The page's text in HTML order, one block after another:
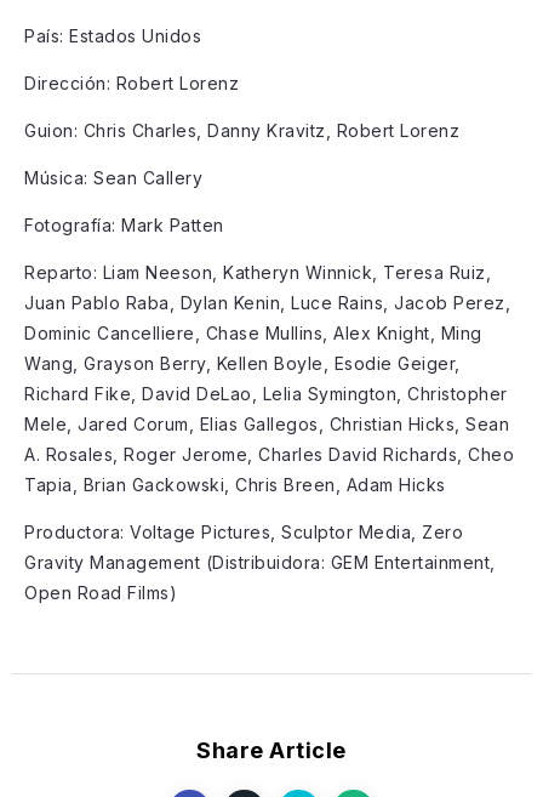
País: Estados Unidos
Dirección: Robert Lorenz
Guion: Chris Charles, Danny Kravitz, Robert Lorenz
Música: Sean Callery
Fotografía: Mark Patten
Reparto: Liam Neeson, Katheryn Winnick, Teresa Ruiz,
Juan Pablo Raba, Dylan Kenin, Luce Rains, Jacob Perez,
Dominic Cancelliere, Chase Mullins, Alex Knight, Ming
Wang, Grayson Berry, Kellen Boyle, Esodie Geiger,
Richard Fike, David DeLao, Lelia Symington, Christopher
Mele, Jared Corum, Elias Gallegos, Christian Hicks, Sean
A. Rosales, Roger Jerome, Charles David Richards, Cheo
Tapia, Brian Gackowski, Chris Breen, Adam Hicks
Productora: Voltage Pictures, Sculptor Media, Zero
Gravity Management (Distribuidora: GEM Entertainment,
Open Road Films)
Share Article